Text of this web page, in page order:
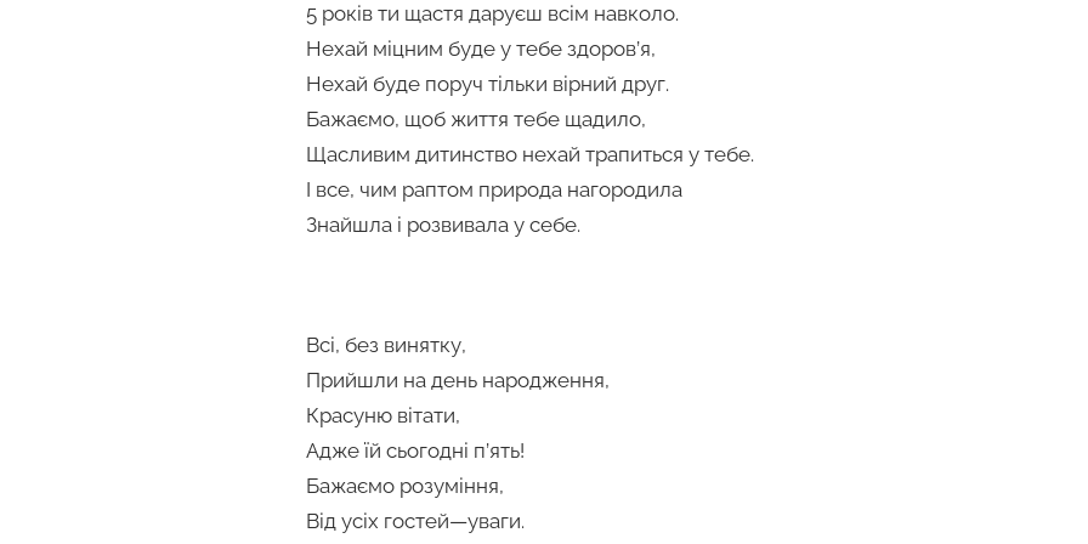
5 років ти щастя даруєш всім навколо.
Нехай міцним буде у тебе здоров’я,
Нехай буде поруч тільки вірний друг.
Бажаємо, щоб життя тебе щадило,
Щасливим дитинство нехай трапиться у тебе.
І все, чим раптом природа нагородила
Знайшла і розвивала у себе.
Всі, без винятку,
Прийшли на день народження,
Красуню вітати,
Адже їй сьогодні п’ять!
Бажаємо розуміння,
Від усіх гостей—уваги.